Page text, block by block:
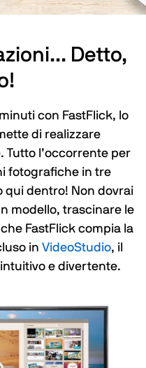
Detto,
con FastFlick, lo
di realizzare
Tutto l’occorrente per
fotografiche in tre
qui dentro! Non dovrai
modello, trascinare le
FastFlick compia la
in VideoStudio, il
e divertente.